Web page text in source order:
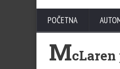
POČETNA
M